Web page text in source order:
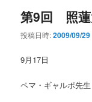
第9回 照蓮
投稿日時:2009/09/29
9月17日
ペマ・ギャルポ先生